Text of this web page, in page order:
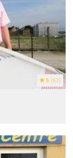
5 (63)